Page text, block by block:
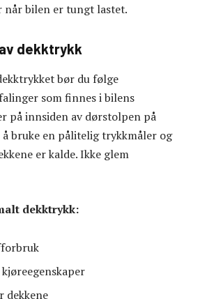
bilen er tungt lastet.
dekktrykk
bør du følge
som finnes i bilens
på innsiden av dørstolpen på
bruke en pålitelig trykkmåler og
er kalde. Ikke glem
dekktrykk:
dekkene